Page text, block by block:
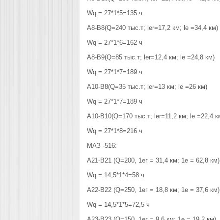
Wq = 27*1*5=135 ч
А8-В8(Q=240 тыс.т; ler=17,2 км; le =34,4 км)
Wq = 27*1*6=162 ч
А8-В9(Q=85 тыс.т; ler=12,4 км; le =24,8 км)
Wq = 27*1*7=189 ч
А10-В8(Q=35 тыс.т; ler=13 км; le =26 км)
Wq = 27*1*7=189 ч
А10-В10(Q=170 тыс.т; ler=11,2 км; le =22,4
Wq = 27*1*8=216 ч
МАЗ -516:
А21-В21 (Q=200, 1ег = 31,4 км; 1е = 62,8 км)
Wq = 14,5*1*4=58 ч
А22-В22 (Q=250, 1ег = 18,8 км; 1е = 37,6 км)
Wq = 14,5*1*5=72,5 ч